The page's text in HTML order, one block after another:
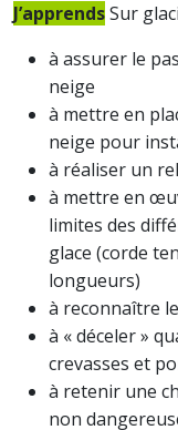
J’apprendsSur
à assurer le
neige
à mettre en
neige pour
à réaliser un
à mettre en
limites des
glace (corde
longueurs)
à reconnaître
à « déceler »
crevasses et
à retenir une
non